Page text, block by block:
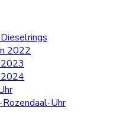
2022
Rozendaal-Uhr